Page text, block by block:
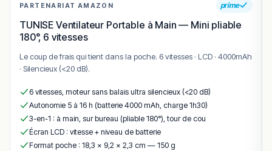
gastronomique japonaise rarissime dans l’ouest
toulousain.
Le wagyu d’exception, les tartares de poisson et les
ramens au bouillon mijoté sont les signatures d’une
cuisine japonaise de haut vol. Bastien élève l’art du sushi
Pour une expérience gastronomique japonaise
authentique et raffinée,
vous reçoit au
Chemin du Château Cru, 31820 Pibrac
indispensable.
PARTENARIAT AMAZON prime
TUNISE Ventilateur Portable à Main — Mini pliable
180°, 6 vitesses
Le coup de frais qui tient dans la poche. 6 vitesses · LCD · 4000mAh
· Silencieux (<20 dB).
6 vitesses, moteur sans balais ultra silencieux (<20 dB)
Autonomie 5 à 16 h (batterie 4000 mAh, charge 1h30)
3-en-1 : à main, sur bureau (pliable 180°), tour de cou
Écran LCD : vitesse + niveau de batterie
Format poche : 18,3 × 9,2 × 2,3 cm — 150 g